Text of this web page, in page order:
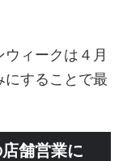
ィークは４月
にすることで最
舗営業に